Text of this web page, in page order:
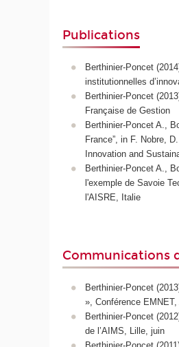
Publications
Berthinier-Poncet
institutionnelles
Berthinier-Poncet
Française de Gestion
Berthinier-Poncet A.,
France”, in F. Nobre,
Innovation and
Berthinier-Poncet A.,
l'exemple de Savoie
l'AISRE, Italie
Communications
Berthinier-Poncet
», Conférence
Berthinier-Poncet
de l’AIMS, Lille, juin